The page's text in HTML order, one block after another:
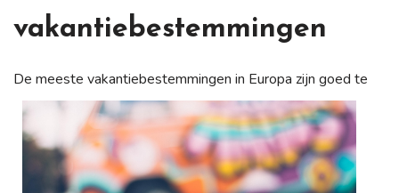
vakantiebestemmingen
De meeste vakantiebestemmingen in Europa zijn goed te